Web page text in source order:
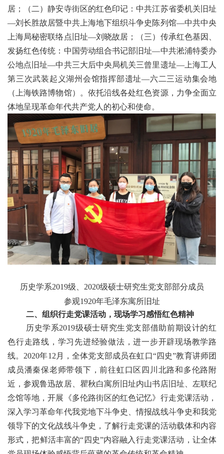
居 ；（二）静安寺街区的红色印记 ：中共江苏省委机关旧址
—刘长胜故居暨中共上海地下组织斗争史陈列馆—中共中央
上海局秘密联络点旧址—刘晓故居；（三）传承红色基因、
发扬红色传统：中国劳动组合书记部旧址—中共淞浦特委办
公地点旧址—中共三大后中央局机关三曾里遗址—上海工人
第三次武装起义湖州会馆指挥部遗址—六二三运动集会地
（上海铁路博物馆）。依托沿线各处红色资源，力争全面立
体地呈现革命年代共产党人的初心和使命。
历史学系2019级、2020级硕士研究生党支部部分成员
参观1920年毛泽东寓所旧址
二、组织行走党课活动，现场学习感悟红色精神
历史学系2019级硕士研究生党支部借助前期设计的红
色行走路线，学习先进经验做法，进一步开辟现场教学路
线。2020年12月，全体党支部成员在虹口“四史”教育讲师团
成员潘秦保老师带领下，前往虹口区四川北路和多伦路附
近，参观鲁迅故居、瞿秋白寓所旧址内山书店旧址、左联纪
念馆等地，开展《多伦路街区的红色记忆》行走党课活动，
深入学习革命年代我党地下斗争史、情报战线斗争史和我党
领导下的文化战线斗争史，了解行走党课的活动载体和内容
形式，把鲜活丰富的“四史”内容融入行走党课活动，让全体